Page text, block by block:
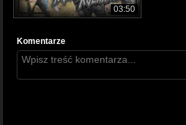
03:50
Komentarze